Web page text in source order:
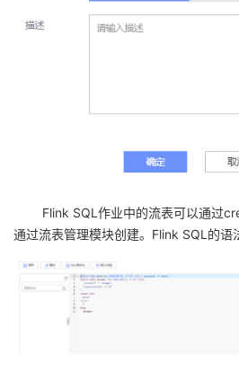
Flink SQL 作业中的流表可以通过
通过流表管理模块创建。 Flink SQL 的语